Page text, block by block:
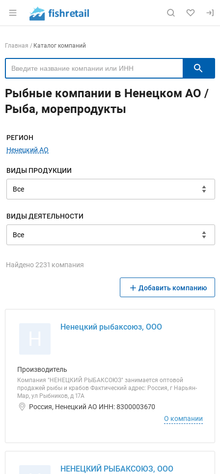
Раздел навигации по сайту fishretail.ru
Навигация по компаниям
Главная Каталог компаний
Рыбные компании в Ненецком АО /
Рыба, морепродукты
Меню навигации
РЕГИОН
Ненецкий АО
ВИДЫ ПРОДУКЦИИ
ВИДЫ ДЕЯТЕЛЬНОСТИ
Найдено 2231 компания
Добавить компанию
Ненецкий рыбаксоюз, ООО
Производитель
Компания "НЕНЕЦКИЙ РЫБАКСОЮЗ" занимается оптовой
продажей рыбы и крабов Фактический адрес: Россия, г Нарьян-
Мар, ул Рыбников, д 17А
Россия, Ненецкий АО ИНН: 8300003670
О компании
НЕНЕЦКИЙ РЫБАКСОЮЗ, ООО